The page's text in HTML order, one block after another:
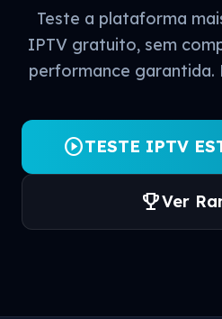
Teste a plataforma
IPTV gratuito, sem
performance garantida.
play_circleTESTE IPTV
trophyVer